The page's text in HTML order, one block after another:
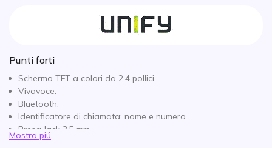
Punti forti
Schermo TFT a colori da 2,4 pollici.
Vivavoce.
Bluetooth.
Identificatore di chiamata: nome e numero
Presa Jack 3,5 mm.
Bluetooth
Mostra piú